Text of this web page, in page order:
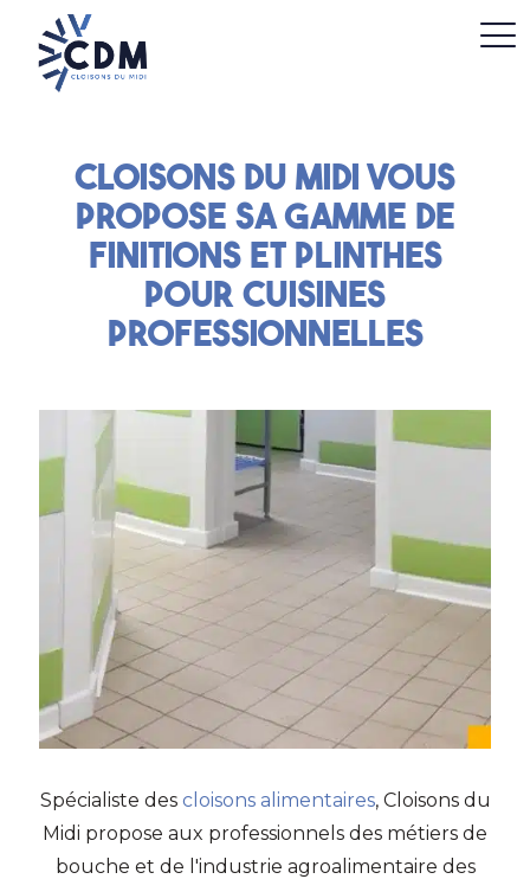
Cloisons du Midi vous
propose sa gamme de
finitions et plinthes
pour cuisines
professionnelles
Spécialiste des cloisons alimentaires, Cloisons du
Midi propose aux professionnels des métiers de
bouche et de l'industrie agroalimentaire des